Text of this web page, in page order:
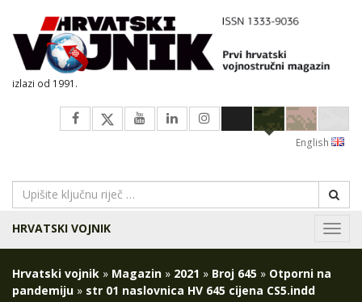
izlazi od 1991.
English
HRVATSKI VOJNIK
Hrvatski vojnik » Magazin » 2021 » Broj 645 » Otporni na
pandemiju » str 01 naslovnica HV 645 cijena CS5.indd